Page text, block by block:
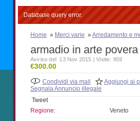
Database query error.
Home » Merci varie »Arredamento e
armadio in arte povera
Avviso del 13 Nov 2015 | Visite: 959
€300.00
Condividi via mail Aggiungi ai
Segnala Annuncio illegale
Tweet
Regione:
Veneto